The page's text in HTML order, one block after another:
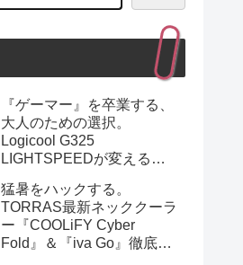
『ゲーマー』を卒業する、
大人のための選択。
Logicool G325
LIGHTSPEEDが変える
猛暑をハックする。
TORRAS最新ネッククーラ
ー『COOLiFY Cyber
Fold』＆『iva Go』徹底解